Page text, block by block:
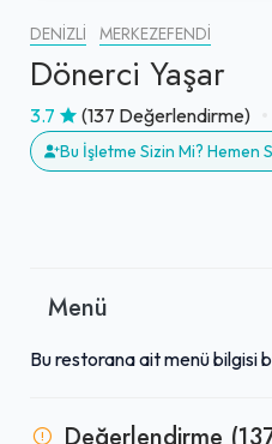
DENIZLI MERKEZEFENDI
Dönerci Yaşar
3.7 (137 Değerlendirme)
Bu İşletme Sizin Mi? Hemen
Menü
Bu restorana ait menü bilgisi
Değerlendirme